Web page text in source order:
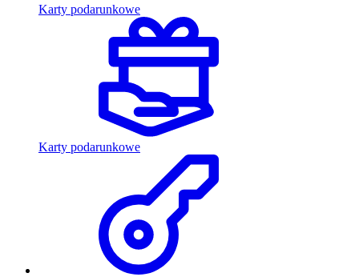
Karty podarunkowe
Karty podarunkowe